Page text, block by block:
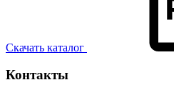
Скачать каталог
Контакты